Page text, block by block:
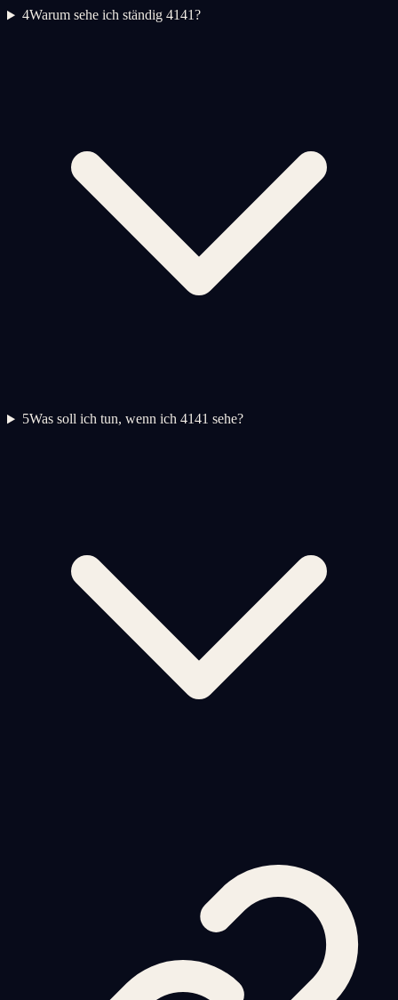
4Warum sehe ich ständig 4141?
5Was soll ich tun, wenn ich 4141 sehe?